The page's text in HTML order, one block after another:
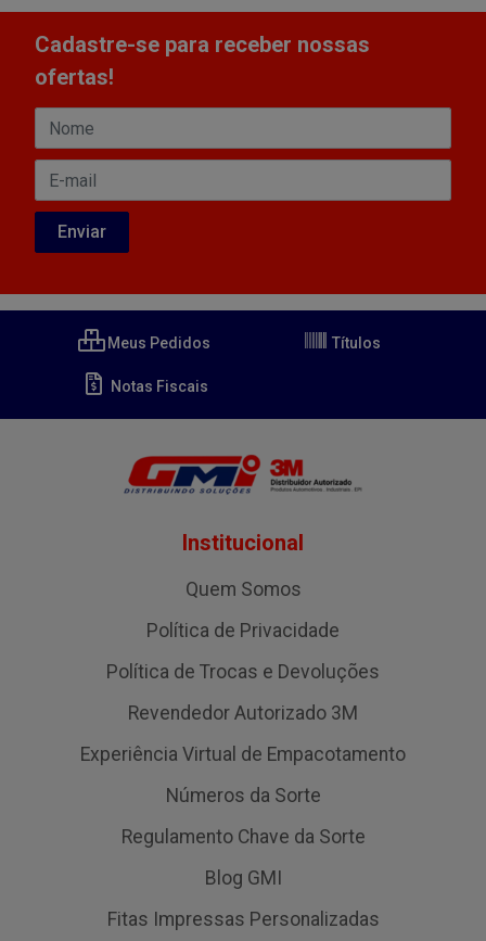
Cadastre-se para receber nossas
ofertas!
Meus Pedidos Títulos
Notas Fiscais
Institucional
Quem Somos
Política de Privacidade
Política de Trocas e Devoluções
Revendedor Autorizado 3M
Experiência Virtual de Empacotamento
Números da Sorte
Regulamento Chave da Sorte
Blog GMI
Fitas Impressas Personalizadas